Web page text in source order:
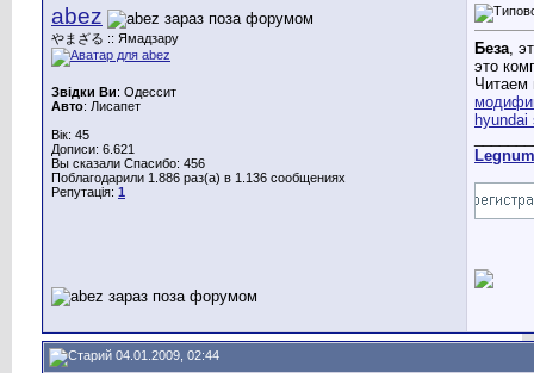
abez
やまざる :: Ямадзару
Звідки Ви: Одессит
Авто: Лисапет
Вік: 45
Дописи: 6.621
Вы сказали Спасибо: 456
Поблагодарили 1.886 раз(а) в 1.136 сообщениях
Репутація: 1
Беза ,
это
Читаем
hyundai
Legnum
04.01.2009, 02:44